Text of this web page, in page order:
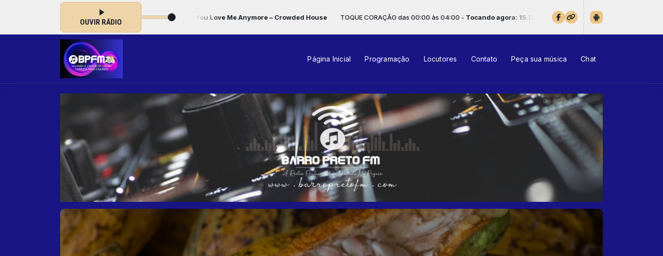
OUVIR RÁDIO
Tocando agora: 15.Don’t You Love Me Anymore – Crowded House TOQUE CORAÇÃO das 00:00 às 04:00 -Tocando agora: 15.Don’t You Love Me Anymore – Crowded House
Página Inicial Programação Locutores Contato Peça sua música Chat